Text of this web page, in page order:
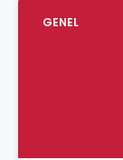
GENEL